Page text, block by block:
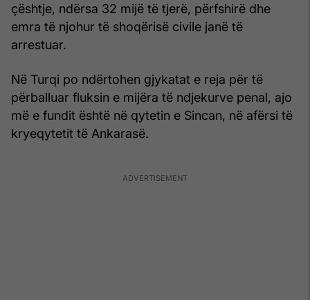
çështje, ndërsa 32 mijë të tjerë, përfshirë dhe
emra të njohur të shoqërisë civile janë të
arrestuar.
Në Turqi po ndërtohen gjykatat e reja për të
përballuar fluksin e mijëra të ndjekurve penal, ajo
më e fundit është në qytetin e Sincan, në afërsi të
kryeqytetit të Ankarasë.